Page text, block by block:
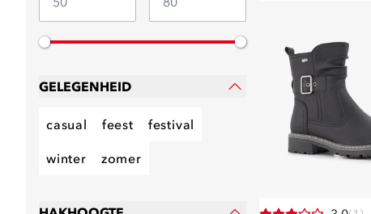
GELEGENHEID
casual feest festival
winter zomer